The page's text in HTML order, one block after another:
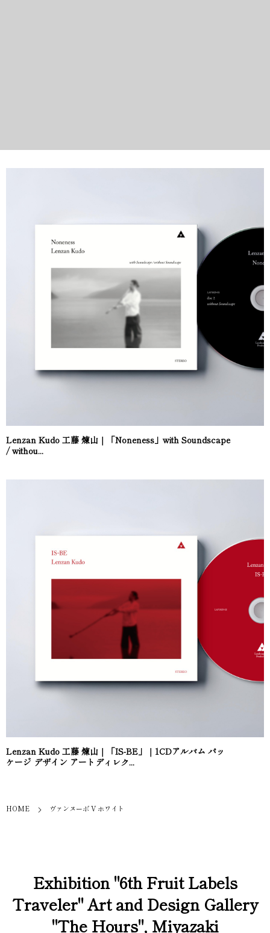
Lenzan Kudo 工藤 煉山｜「Noneness」with Soundscape
/ withou...
Lenzan Kudo 工藤 煉山｜「IS-BE」｜1CDアルバム パッ
ケージ デザイン アートディレク...
HOME ヴァンヌーボ V ホワイト
Exhibition "6th Fruit Labels
Traveler" Art and Design Gallery
"The Hours", Miyazaki